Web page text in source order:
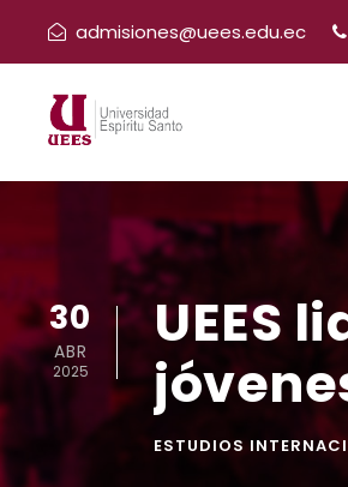
admisiones@uees.edu.ec
30
ABR
2025
UEES
ESTUDIOS